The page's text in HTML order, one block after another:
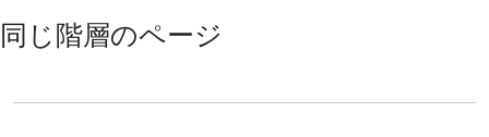
同じ階層のページ